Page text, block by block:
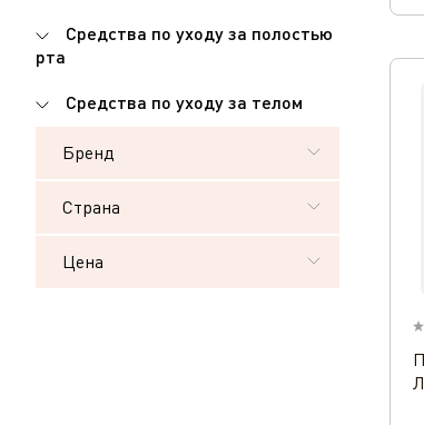
Средства по уходу за полостью
рта
Средства по уходу за телом
Бренд
Страна
Цена